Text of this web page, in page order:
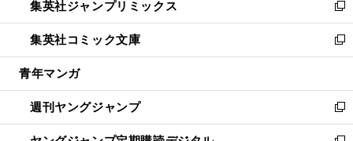
く
で
開
く
ド
ウ
で
開
ィ
ン
ド
ウ
開
く
い
ウ
ィ
ン
ウ
で
開
集英社ジャンプリミックス
新
し
い
ウ
ン
ド
ウ
集英社コミック文庫
新
し
ウ
ィ
ン
青年マンガ
週刊ヤングジャンプ
新
し